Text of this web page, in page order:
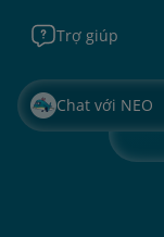
Trợ giúp
Chat với NEO